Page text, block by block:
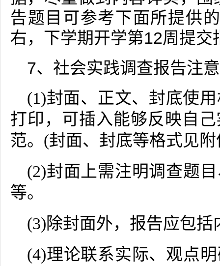
告题目可参考下面所提供
右，下学期开学第12周提交
7、社会实践调查报告注
(1)封面、正文、封底使
打印，可插入能够反映自
范。(封面、封底等格式见
(2)封面上需注明调查题
等。
(3)除封面外，报告应包
(4)理论联系实际、观点